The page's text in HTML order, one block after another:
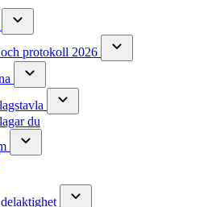
och protokoll 2026
du